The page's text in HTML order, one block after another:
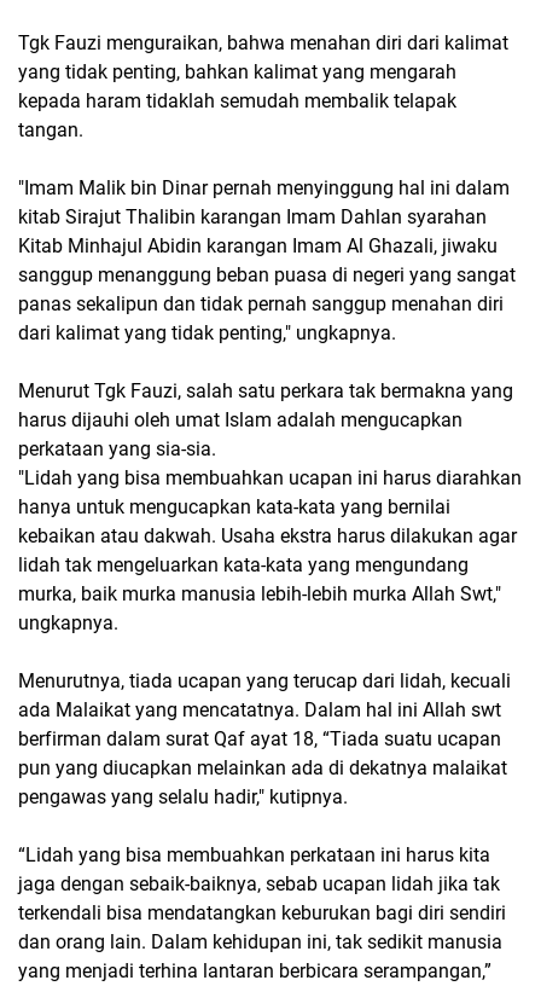
Tgk Fauzi menguraikan, bahwa menahan diri dari kalimat
yang tidak penting, bahkan kalimat yang mengarah
kepada haram tidaklah semudah membalik telapak
tangan.
"Imam Malik bin Dinar pernah menyinggung hal ini dalam
kitab Sirajut Thalibin karangan Imam Dahlan syarahan
Kitab Minhajul Abidin karangan Imam Al Ghazali, jiwaku
sanggup menanggung beban puasa di negeri yang sangat
panas sekalipun dan tidak pernah sanggup menahan diri
dari kalimat yang tidak penting," ungkapnya.
Menurut Tgk Fauzi, salah satu perkara tak bermakna yang
harus dijauhi oleh umat Islam adalah mengucapkan
perkataan yang sia-sia.
"Lidah yang bisa membuahkan ucapan ini harus diarahkan
hanya untuk mengucapkan kata-kata yang bernilai
kebaikan atau dakwah. Usaha ekstra harus dilakukan agar
lidah tak mengeluarkan kata-kata yang mengundang
murka, baik murka manusia lebih-lebih murka Allah Swt,"
ungkapnya.
Menurutnya, tiada ucapan yang terucap dari lidah, kecuali
ada Malaikat yang mencatatnya. Dalam hal ini Allah swt
berfirman dalam surat Qaf ayat 18, “Tiada suatu ucapan
pun yang diucapkan melainkan ada di dekatnya malaikat
pengawas yang selalu hadir," kutipnya.
“Lidah yang bisa membuahkan perkataan ini harus kita
jaga dengan sebaik-baiknya, sebab ucapan lidah jika tak
terkendali bisa mendatangkan keburukan bagi diri sendiri
dan orang lain. Dalam kehidupan ini, tak sedikit manusia
yang menjadi terhina lantaran berbicara serampangan,”